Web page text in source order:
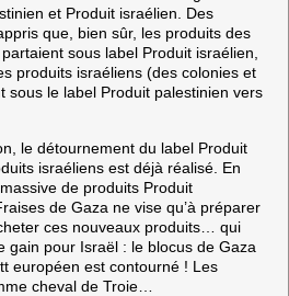
et Produit israélien. Des
que, bien sûr, les produits des
sous label Produit israélien,
produits israéliens (des colonies et
sous le label Produit palestinien vers
le détournement du label Produit
israéliens est déjà réalisé. En
de produits Produit
de Gaza ne vise qu’à préparer
ces nouveaux produits… qui
gain pour Israël : le blocus de Gaza
européen est contourné ! Les
cheval de Troie…